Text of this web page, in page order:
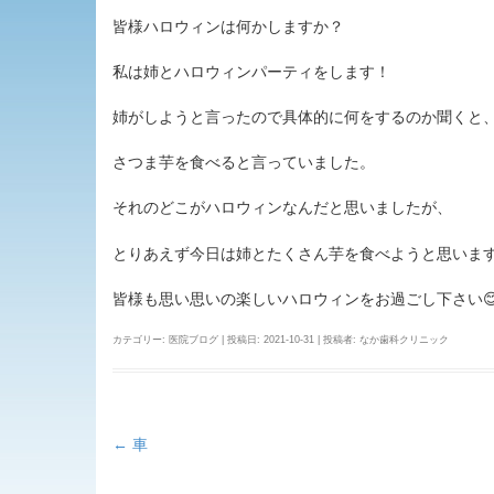
皆様ハロウィンは何かしますか？
私は姉とハロウィンパーティをします！
姉がしようと言ったので具体的に何をするのか聞くと、
さつま芋を食べると言っていました。
それのどこがハロウィンなんだと思いましたが、
とりあえず今日は姉とたくさん芋を食べようと思います
皆様も思い思いの楽しいハロウィンをお過ごし下さい
カテゴリー: 医院ブログ | 投稿日: 2021-10-31 投稿者: なか歯科クリニック
← 車